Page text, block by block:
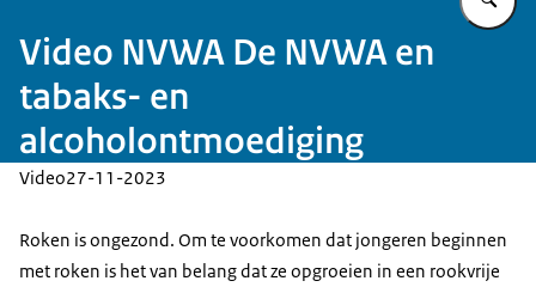
Video NVWA De NVWA en
tabaks- en
alcoholontmoediging
Video27-11-2023
Roken is ongezond. Om te voorkomen dat jongeren beginnen
met roken is het van belang dat ze opgroeien in een rookvrije